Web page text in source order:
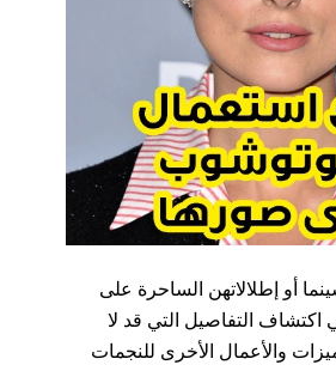
أو إطلالاتهن الساحرة على
اكتشاف التفاصيل التي قد لا
والأعمال الأخرى للنجمات